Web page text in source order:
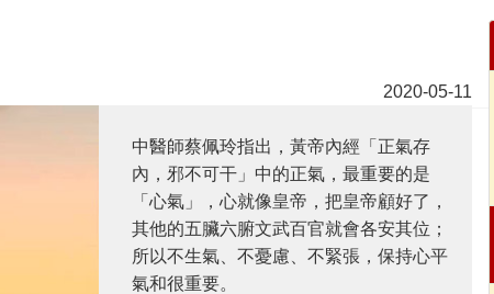
2020-05-11
中醫師蔡佩玲指出，黃帝內經「正氣存
內，邪不可干」中的正氣，最重要的是
「心氣」，心就像皇帝，把皇帝顧好了，
其他的五臟六腑文武百官就會各安其位；
所以不生氣、不憂慮、不緊張，保持心平
氣和很重要。